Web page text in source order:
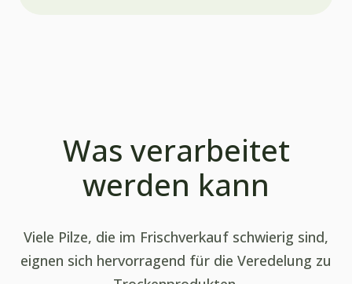
Was verarbeitet
werden kann
Viele Pilze, die im Frischverkauf schwierig sind,
eignen sich hervorragend für die Veredelung zu